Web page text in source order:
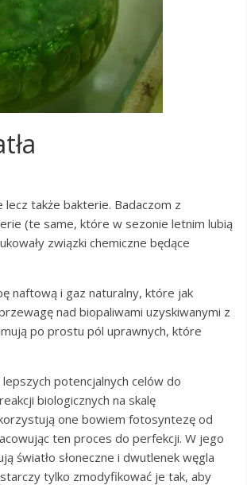
lecz także bakterie. Badaczom z
(te same, które w sezonie letnim lubią
związki chemiczne będące
naftową i gaz naturalny, które jak
nad biopaliwami uzyskiwanymi z
po prostu pól uprawnych, które
potencjalnych celów do
biologicznych na skalę
one bowiem fotosyntezę od
ten proces do perfekcji. W jego
światło słoneczne i dwutlenek węgla
tylko zmodyfikować je tak, aby